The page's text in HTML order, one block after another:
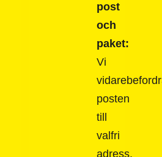
post
och
paket:
Vi
posten
till
valfri
adress,